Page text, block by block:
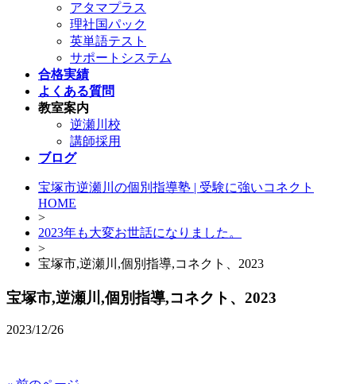
アタマプラス
理社国パック
英単語テスト
サポートシステム
合格実績
よくある質問
教室案内
逆瀬川校
講師採用
ブログ
宝塚市逆瀬川の個別指導塾 | 受験に強いコネクト
HOME
>
2023年も大変お世話になりました。
>
宝塚市,逆瀬川,個別指導,コネクト、2023
宝塚市,逆瀬川,個別指導,コネクト、2023
2023/12/26